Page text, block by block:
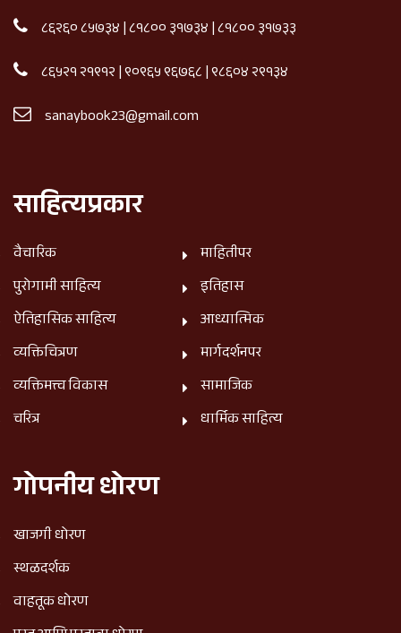
८६२६० ८५७३४|८१८०० ३१७३४|८१८०० ३१७३३
८६५२१ २१९१२|९०९६५ ९६७६८|९८६०४ २९१३४
sanaybook23@gmail.com
साहित्यप्रकार
वैचारिक
पुरोगामी साहित्य
ऐतिहासिक साहित्य
व्यक्तिचित्रण
व्यक्तिमत्त्व विकास
चरित्र
माहितीपर
इतिहास
आध्यात्मिक
मार्गदर्शनपर
सामाजिक
धार्मिक साहित्य
गोपनीय धोरण
खाजगी धोरण
स्थळदर्शक
वाहतूक धोरण